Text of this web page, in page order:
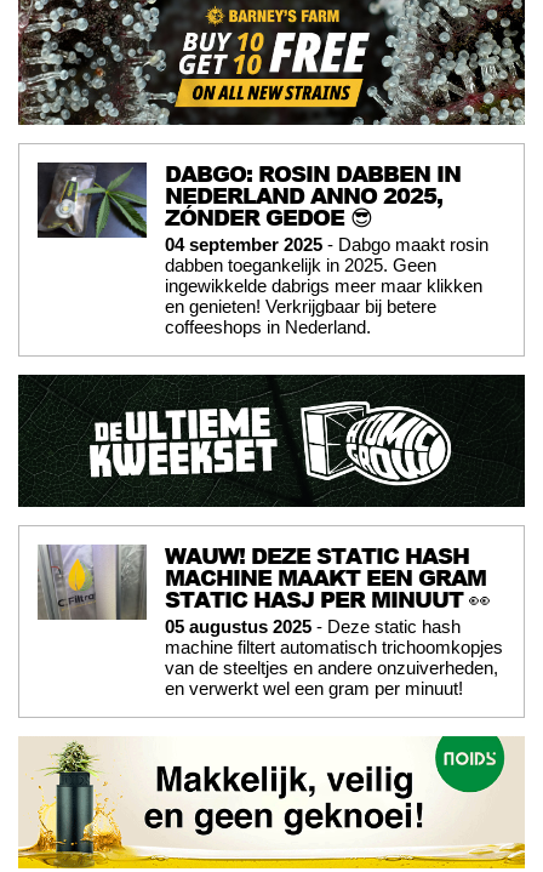
DABGO: ROSIN DABBEN IN
NEDERLAND ANNO 2025,
ZÓNDER GEDOE 😎
04 september 2025 - Dabgo maakt rosin
dabben toegankelijk in 2025. Geen
ingewikkelde dabrigs meer maar klikken
en genieten! Verkrijgbaar bij betere
coffeeshops in Nederland.
WAUW! DEZE STATIC HASH
MACHINE MAAKT EEN GRAM
STATIC HASJ PER MINUUT 👀
05 augustus 2025 - Deze static hash
machine filtert automatisch trichoomkopjes
van de steeltjes en andere onzuiverheden,
en verwerkt wel een gram per minuut!